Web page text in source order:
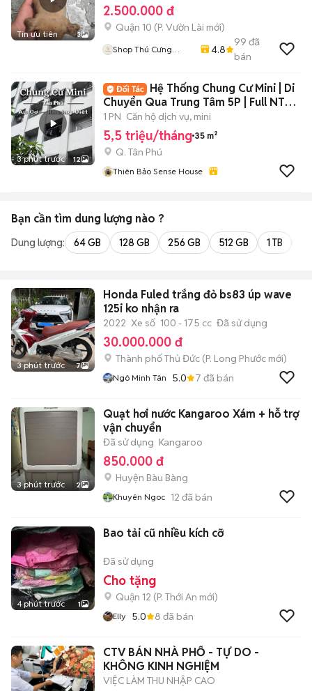
Tin ưu tiên 3
2.500.000 đ
Quận 10 (P. Vườn Lài mới)
Shop Thú Cưng
4.8
99 đã
bán
3 phút trước 12
Hệ Thống Chung Cư Mini | Di
Chuyển Qua Trung Tâm 5P | Full NT
Ban Công
1 PN Căn hộ dịch vụ, mini
5,5 triệu/tháng 35 m²
Q. Tân Phú
Thiên Bảo Sense House
Bạn cần tìm dung lượng nào ?
Dung lượng: 64 GB 128 GB 256 GB 512 GB 1 TB
3 phút trước 7
Honda Fuled trắng đỏ bs83 úp wave
125i ko nhận ra
2022 Xe số 100 - 175 cc Đã sử dụng
30.000.000 đ
Thành phố Thủ Đức (P. Long Phước mới)
Ngô Minh Tân 5.0 7 đã bán
3 phút trước 2
Quạt hơi nước Kangaroo Xám + hỗ trợ
vận chuyển
Đã sử dụng Kangaroo
850.000 đ
Huyện Bàu Bàng
Khuyên Ngoc 12 đã bán
4 phút trước 1
Bao tải cũ nhiều kích cỡ
Đã sử dụng
Cho tặng
Quận 12 (P. Thới An mới)
Elly 5.0 8 đã bán
CTV BÁN NHÀ PHỐ - TỰ DO -
KHÔNG KINH NGHIỆM
VIỆC LÀM THU NHẬP CAO